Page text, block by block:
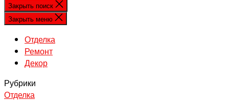
Закрыть поиск
Закрыть меню
Отделка
Ремонт
Декор
Рубрики
Отделка